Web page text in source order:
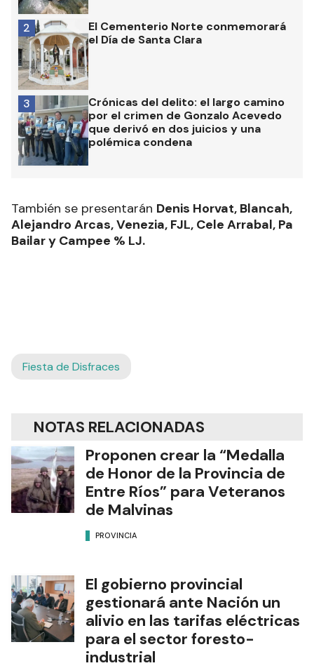
El Cementerio Norte conmemorará
el Día de Santa Clara
2
Crónicas del delito: el largo camino
por el crimen de Gonzalo Acevedo
que derivó en dos juicios y una
polémica condena
3
También se presentarán Denis Horvat, Blancah,
Alejandro Arcas, Venezia, FJL, Cele Arrabal, Pa
Bailar y Campee % LJ.
Fiesta de Disfraces
NOTAS RELACIONADAS
Proponen crear la “Medalla
de Honor de la Provincia de
Entre Ríos” para Veteranos
de Malvinas
PROVINCIA
El gobierno provincial
gestionará ante Nación un
alivio en las tarifas eléctricas
para el sector foresto-
industrial